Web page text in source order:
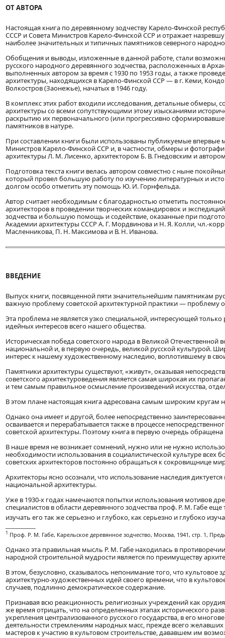
ОТ АВТОРА
Настоящая книга по деревянному зодчеству Карело-Финской
СССР и Совета Министров Карело-Финской ССР и отражает
наиболее значительных и типичных памятников северного
Обобщения и выводы, изложенные в данной работе, стали
русского народного деревянного зодчества, расположенных в
выполненных автором за время с 1930 по 1953 годы, а также
архитектуры, находящихся в Карело-Финской ССР — в г. Кеми,
Волкостров (Заонежье), начатых в 1946 году.
В комплекс этих работ входили исследования, детальные обмеры,
архитектуры со всеми сопутствующими этому изысканиями
раскрытию их первоначального (или прогрессивно
памятников в натуре.
При составлении книги были использованы публикуемые впервые
Министров Карело-Финской ССР и, в частности, обмеры и
архитектуры Л. М. Лисенко, архитектором Б. В. Гнедовским и
Подготовка текста книги велась автором совместно с ныне
который провел большую работу по изучению литературных и
долгом особо отметить эту помощь Ю. И. Горнфельда.
Автор считает необходимым с благодарностью отметить
архитекторов в проведении творческих командировок и
зодчества и большую помощь и содействие, оказанные при
Академии архитектуры СССР А. Г. Мордвинова и Н. Я. Колли, чл.-
Масленникова, П. Н. Максимова и В. Н. Иванова.
ВВЕДЕНИЕ
Выпуск книги, посвященной пяти значительнейшим памятникам
важную проблему советской архитектурной практики — проблему
Эта проблема не является узко специальной, интересующей
идейных интересов всего нашего общества.
Историческая победа советского народа в Великой
национальной и, в первую очередь, великой русской культурой.
интерес к нашему художественному наследию, воплотившему в
Памятники архитектуры существуют, «живут», оказывая
советского архитектуроведения является самая широкая их
и тем самым правильное осмысление произведений искусства,
В этом плане настоящая книга адресована самым широким кругам
Однако она имеет и другой, более непосредственно
осваивается и перерабатывается также в процессе
советской архитектуры. Поэтому книга в первую очередь
В наше время не возникает сомнений, нужно или не нужно
необходимости использования в социалистической культуре
советских архитекторов постоянно обращаться к сокровищнице
Архитекторы ясно осознали, что использование наследия
национальной архитектуры.
Уже в 1930-х годах намечаются попытки использования мотивов
специалистов в области деревянного зодчества проф. Р. М. Габе
изучать его так же серьезно и глубоко, как серьезно и глубоко
1 Проф. Р. М. Габе, Карельское деревянное зодчество, Москва, 1941, стр. 1,
Однако эта правильная мысль Р. М. Габе находилась в
народной строительной мудрости является по преимуществу
В этом, безусловно, сказывалось непонимание того, что
архитектурно-художественных идей своего времени, что в
случаев, подлинно демократическое содержание.
Признавая всю реакционность религиозных учреждений как
же время отрицать, что на определенных этапах исторического
укрепления централизованного русского государства, в его
деятельности стремлениям народных масс, прежде всего
мастеров к участию в культовом строительстве, дававшем им